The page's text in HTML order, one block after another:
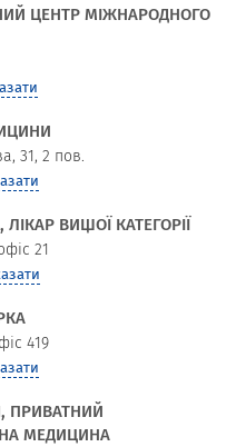
ЦЕНТР МІЖНАРОДНОГО
31, 2 пов.
ВИЩОЇ КАТЕГОРІЇ
21
419
ПРИВАТНИЙ
МЕДИЦИНА